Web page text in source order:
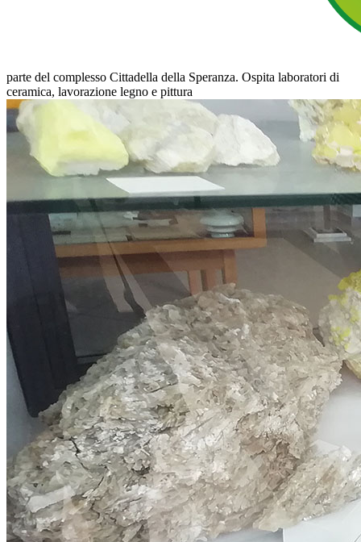
parte del complesso Cittadella della Speranza. Ospita laboratori di
ceramica, lavorazione legno e pittura